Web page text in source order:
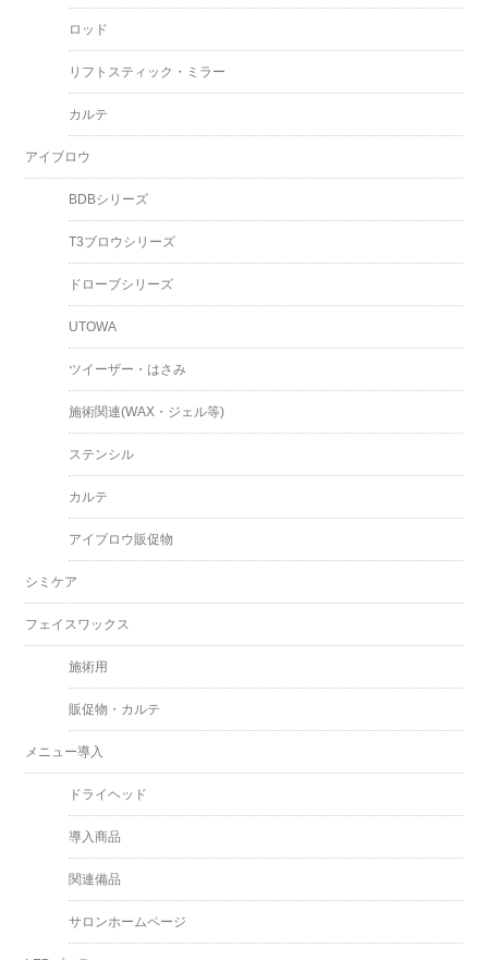
ロッド
リフトスティック・ミラー
カルテ
アイブロウ
BDBシリーズ
T3ブロウシリーズ
ドローブシリーズ
UTOWA
ツイーザー・はさみ
施術関連(WAX・ジェル等)
ステンシル
カルテ
アイブロウ販促物
シミケア
フェイスワックス
施術用
販促物・カルテ
メニュー導入
ドライヘッド
導入商品
関連備品
サロンホームページ